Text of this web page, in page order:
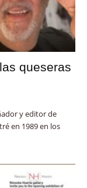
queseras
y editor de
en 1989 en los